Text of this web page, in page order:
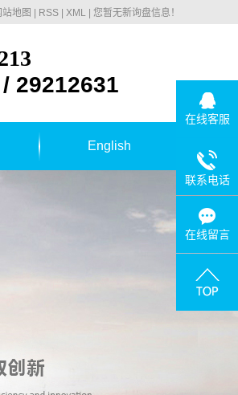
站地图 RSS XML 您暂无新询盘信息！
29212631
English
在线客服
联系电话
在线留言